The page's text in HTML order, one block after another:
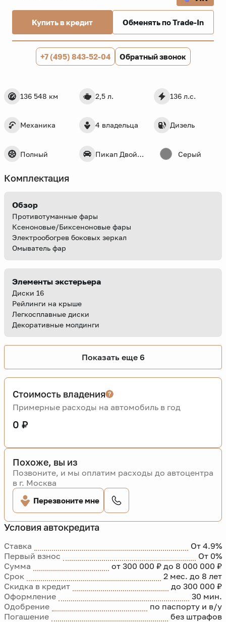
136 548 км 2,5 л. 136 л.с.
Механика 4 владельца Дизель
Полный Пикап Двойная кабина Серый
Купить в кредит Обменять по Trade-In
+7 (495) 843-52-04 Обратный звонок
Комплектация
Обзор
Противотуманные фары
Ксеноновые/Биксеноновые фары
Электрообогрев боковых зеркал
Омыватель фар
Элементы экстерьера
Диски 16
Рейлинги на крыше
Легкосплавные диски
Декоративные молдинги
Показать еще 6
Условия автокредита
Ставка
От 4.9%
Первый взнос
От 0%
Сумма
от 300 000 ₽ до 8 000 000 ₽
Срок
2 мес. до 8 лет
Скидка в кредит
до 300 000 ₽
Оформление
30 мин.
Одобрение
по паспорту и в/у
Погашение
без штрафов
Стоимость владения
Примерные расходы на автомобиль в год
0 ₽
Похоже, вы из
Позвоните, и мы оплатим расходы до автоцентра
в г. Москва
Перезвоните мне